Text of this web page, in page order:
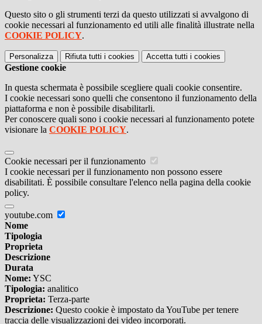
Questo sito o gli strumenti terzi da questo utilizzati si avvalgono di
cookie necessari al funzionamento ed utili alle finalità illustrate nella
COOKIE POLICY.
Personalizza Rifiuta tutti i cookies Accetta tutti i cookies
Gestione cookie
In questa schermata è possibile scegliere quali cookie consentire.
I cookie necessari sono quelli che consentono il funzionamento della
piattaforma e non è possibile disabilitarli.
Per conoscere quali sono i cookie necessari al funzionamento potete
visionare la COOKIE POLICY.
Cookie necessari per il funzionamento
I cookie necessari per il funzionamento non possono essere
disabilitati. È possibile consultare l'elenco nella pagina della cookie
policy.
youtube.com
Nome
Tipologia
Proprieta
Descrizione
Durata
Nome: YSC
Tipologia: analitico
Proprieta: Terza-parte
Descrizione: Questo cookie è impostato da YouTube per tenere
traccia delle visualizzazioni dei video incorporati.